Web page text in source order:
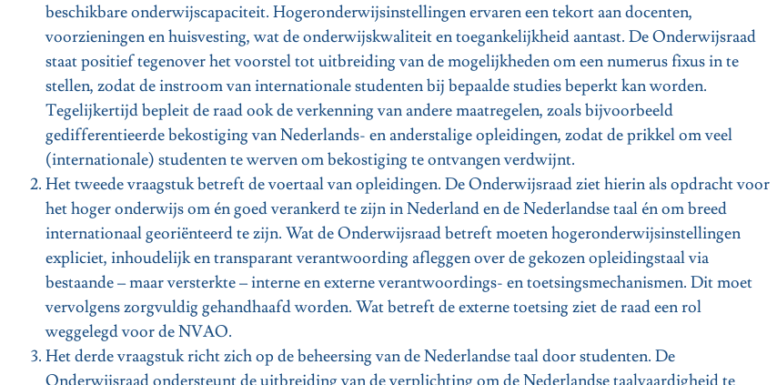
beschikbare onderwijscapaciteit. Hogeronderwijsinstellingen ervaren een tekort aan docenten,
voorzieningen en huisvesting, wat de onderwijskwaliteit en toegankelijkheid aantast. De Onderwijsraad
staat positief tegenover het voorstel tot uitbreiding van de mogelijkheden om een numerus fixus in te
stellen, zodat de instroom van internationale studenten bij bepaalde studies beperkt kan worden.
Tegelijkertijd bepleit de raad ook de verkenning van andere maatregelen, zoals bijvoorbeeld
gedifferentieerde bekostiging van Nederlands- en anderstalige opleidingen, zodat de prikkel om veel
(internationale) studenten te werven om bekostiging te ontvangen verdwijnt.
Het tweede vraagstuk betreft de voertaal van opleidingen. De Onderwijsraad ziet hierin als opdracht voor
het hoger onderwijs om én goed verankerd te zijn in Nederland en de Nederlandse taal én om breed
internationaal georiënteerd te zijn. Wat de Onderwijsraad betreft moeten hogeronderwijsinstellingen
expliciet, inhoudelijk en transparant verantwoording afleggen over de gekozen opleidingstaal via
bestaande – maar versterkte – interne en externe verantwoordings- en toetsingsmechanismen. Dit moet
vervolgens zorgvuldig gehandhaafd worden. Wat betreft de externe toetsing ziet de raad een rol
weggelegd voor de NVAO.
Het derde vraagstuk richt zich op de beheersing van de Nederlandse taal door studenten. De
Onderwijsraad ondersteunt de uitbreiding van de verplichting om de Nederlandse taalvaardigheid te